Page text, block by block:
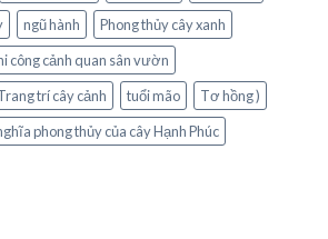
ngũ hành
Phong thủy cây xanh
công cảnh quan sân vườn
trí cây cảnh tuổi mão
Tơ hồng )
phong thủy của cây Hạnh Phúc